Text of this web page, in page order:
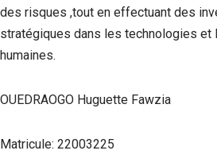
des risques ,tout en effectuant des
stratégiques dans les technologies et
humaines.
OUEDRAOGO Huguette Fawzia
Matricule: 22003225